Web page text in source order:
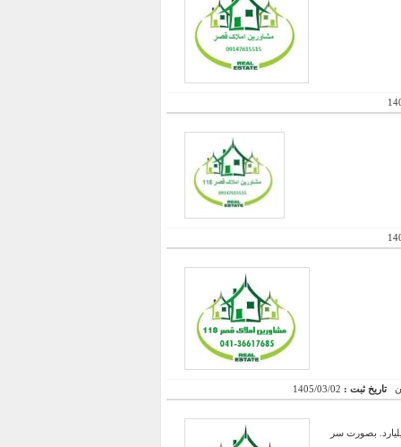
تاریخ ثبت : 1405/03/02
کاملا بهداشتی سیکوریت و کرکره برقی دارای برق و گاز و یک مغازه 70 متری به قیمت 2 میلیارد. بصورت سر